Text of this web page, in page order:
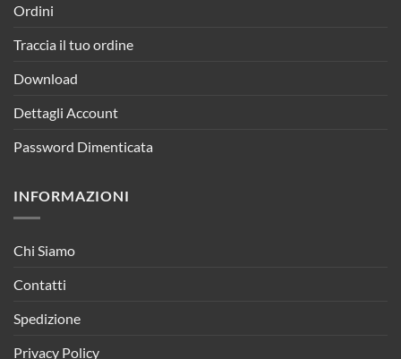
Ordini
Traccia il tuo ordine
Download
Dettagli Account
Password Dimenticata
INFORMAZIONI
Chi Siamo
Contatti
Spedizione
Privacy Policy